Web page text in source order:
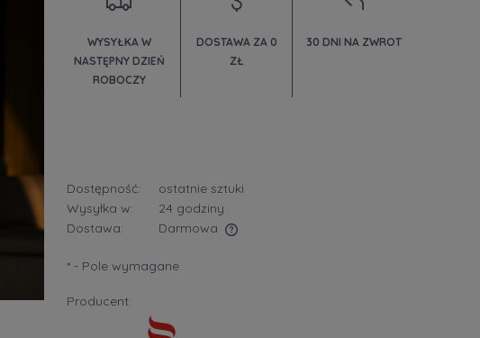
WYSYŁKA W
NASTĘPNY DZIEŃ
ROBOCZY
DOSTAWA ZA 0
ZŁ
30 DNI NA ZWROT
Dostępność:
ostatnie sztuki
Wysyłka w:
24 godziny
Dostawa:
Darmowa
Cena nie zawiera ewentualnych kosztów
* - Pole wymagane
Producent: